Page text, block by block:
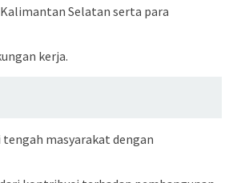
Selatan serta para
kerja.
masyarakat dengan